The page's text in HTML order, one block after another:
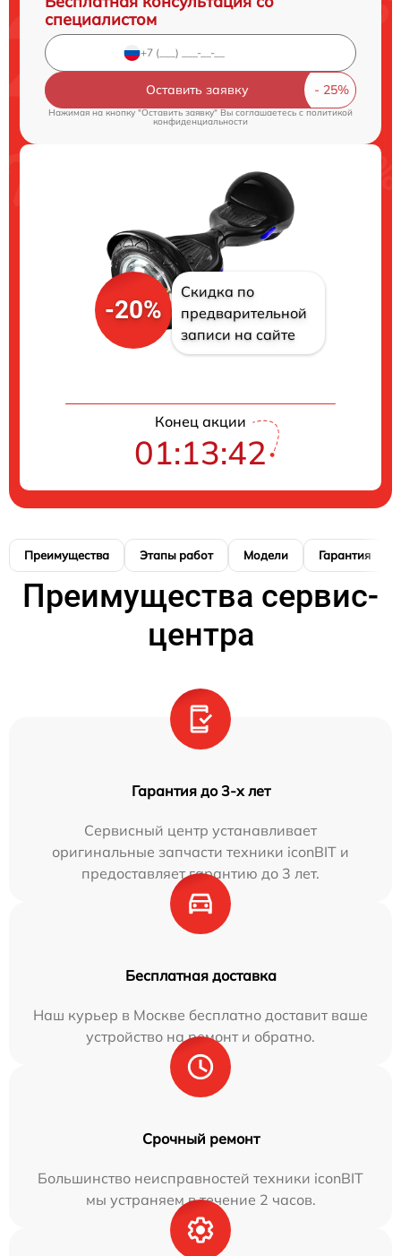
специалистом
Оставить заявку
Нажимая на кнопку "Оставить заявку" Вы соглашаетесь cполитикой
конфиденциальности
-20%
Скидка по
предварительной
записи на сайте
Конец акции
01:13:42
Преимущества Этапы работ Модели Гарантия
Преимущества сервис-
центра
Гарантия до 3-х лет
Сервисный центр устанавливает
оригинальные запчасти техники iconBIT и
предоставляет гарантию до 3 лет.
Бесплатная доставка
Наш курьер в Москве бесплатно доставит ваше
устройство на ремонт и обратно.
Срочный ремонт
Большинство неисправностей техники iconBIT
мы устраняем в течение 2 часов.